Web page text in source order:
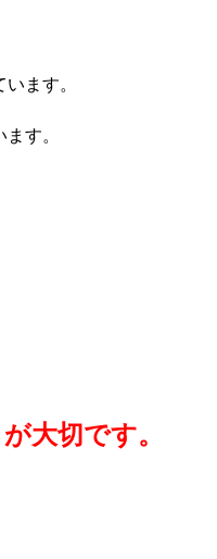
ます。
す。
大切です。